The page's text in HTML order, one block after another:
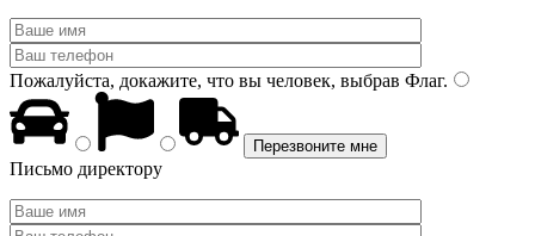
Пожалуйста, докажите, что вы человек, выбрав Флаг.
Письмо директору